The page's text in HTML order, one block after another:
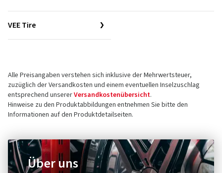
VEE Tire
Alle Preisangaben verstehen sich inklusive der Mehrwertsteuer,
zuzüglich der Versandkosten und einem eventuellen Inselzuschlag
entsprechend unsererVersandkostenübersicht.
Hinweise zu den Produktabbildungen entnehmen Sie bitte den
Informationen auf den Produktdetailseiten.
Über uns